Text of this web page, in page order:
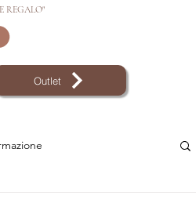
REGALO"
Outlet